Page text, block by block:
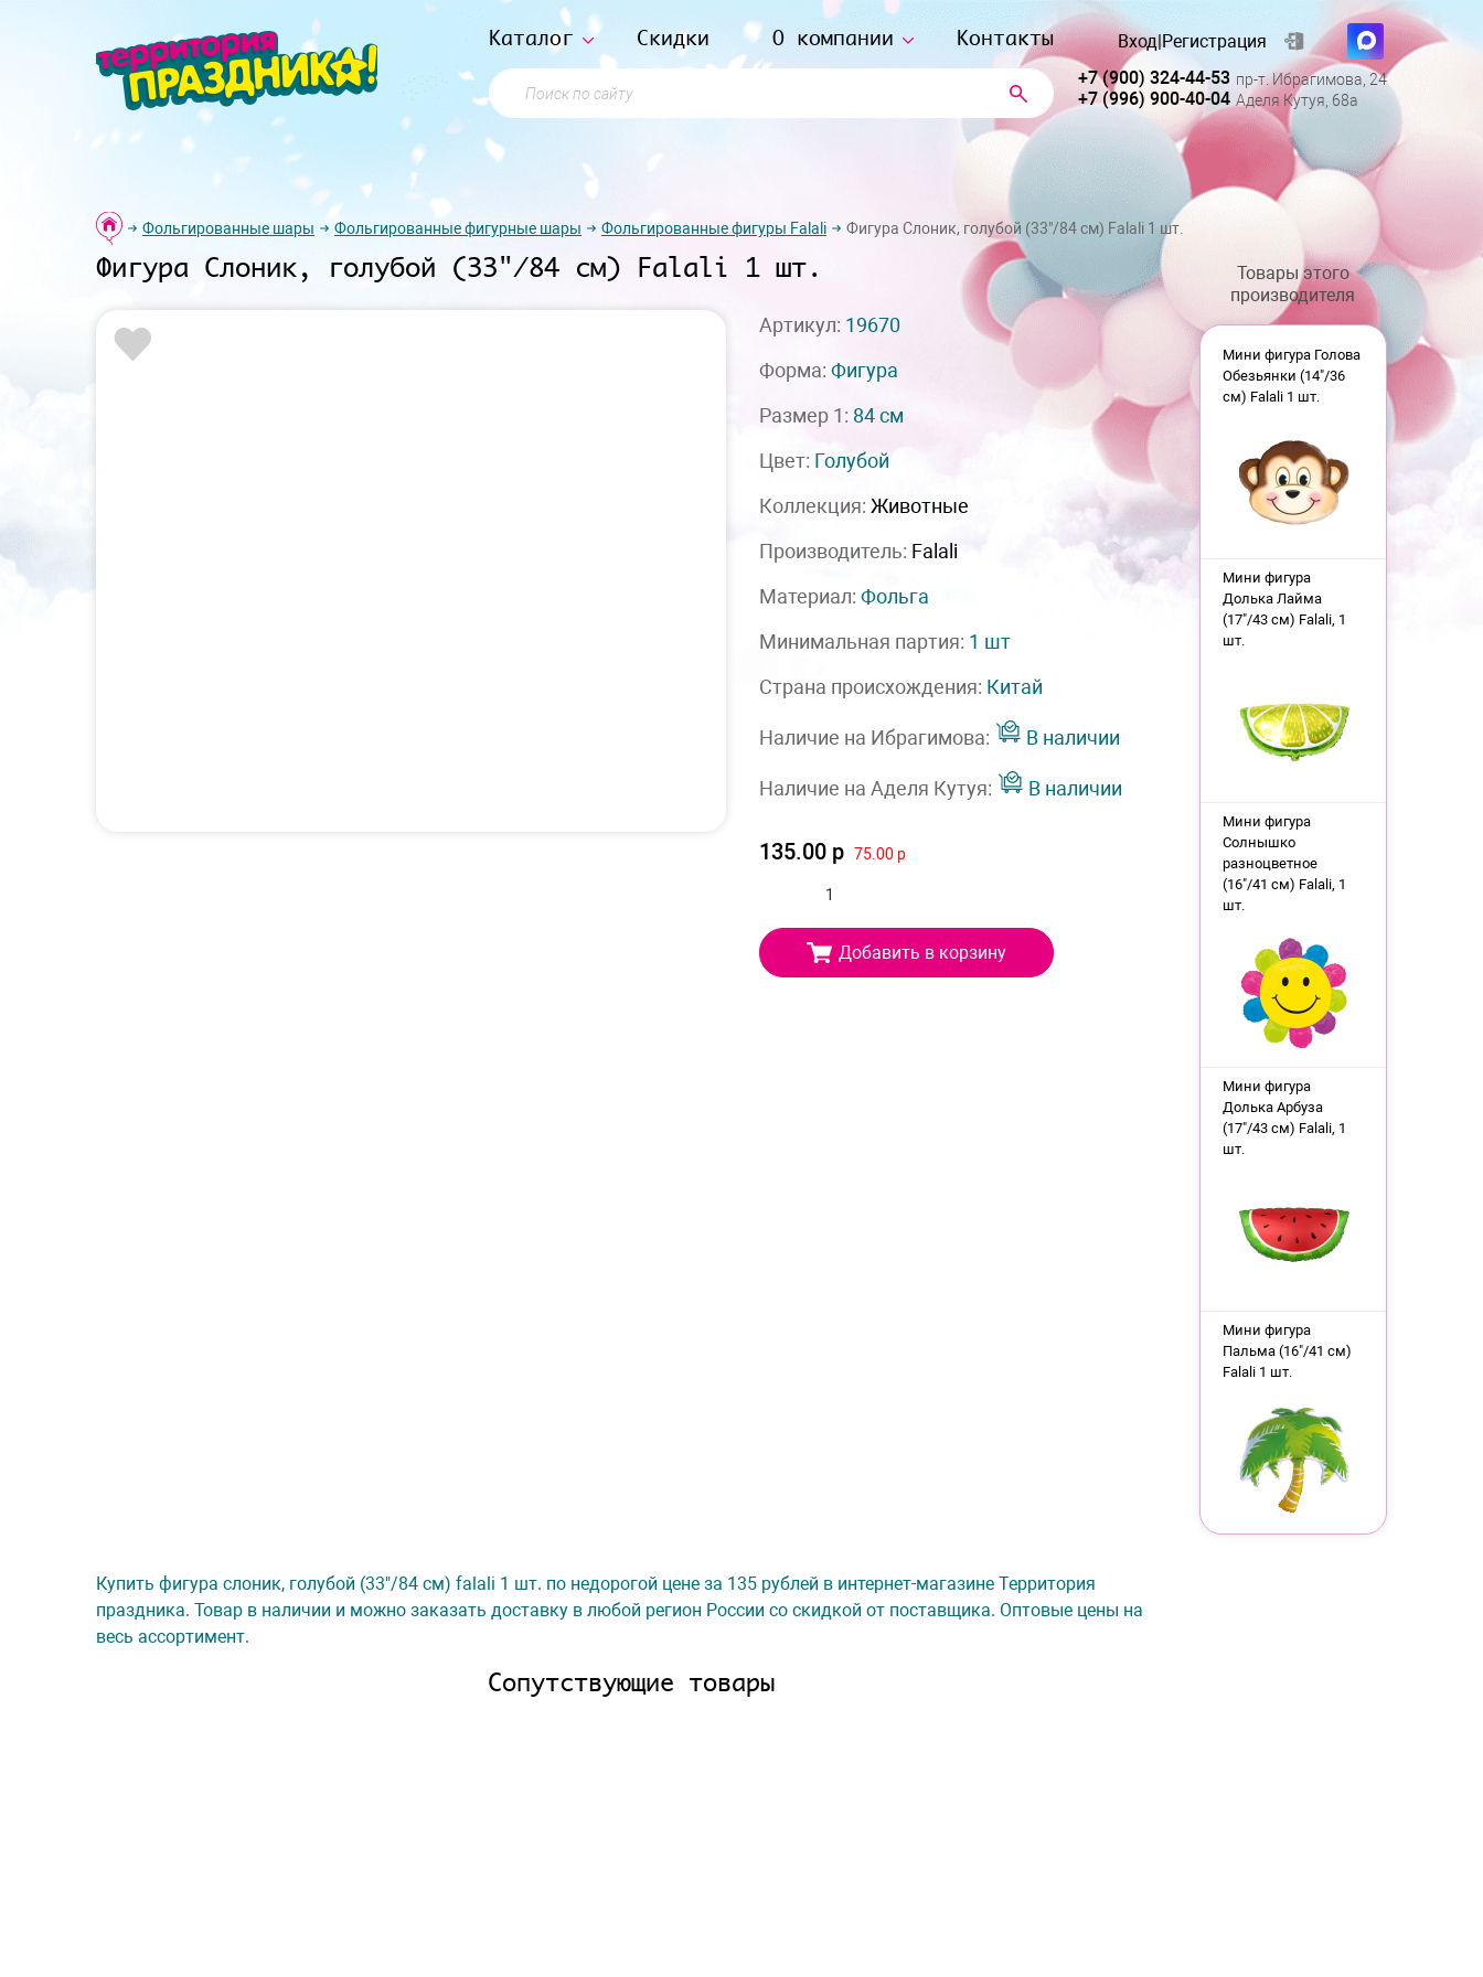
Каталог Скидки О компании Контакты
Поиск по сайту
Вход|Регистрация
+7 (900) 324-44-53 пр-т. Ибрагимова, 24
+7 (996) 900-40-04 Аделя Кутуя, 68а
Фольгированные шары Фольгированные фигурные шары Фольгированные фигуры Falali Фигура Слоник, голубой (33"/84 см) Falali 1 шт.
Фигура Слоник, голубой (33"/84 см) Falali 1 шт.
Артикул: 19670
Форма: Фигура
Размер 1: 84 см
Цвет: Голубой
Коллекция: Животные
Производитель: Falali
Материал: Фольга
Минимальная партия: 1 шт
Страна происхождения: Китай
Наличие на Ибрагимова: В наличии
Наличие на Аделя Кутуя: В наличии
135.00 р 75.00 р
Добавить в корзину
Купить фигура слоник, голубой (33"/84 см) falali 1 шт. по недорогой цене за 135 рублей в интернет-магазине Территория
праздника. Товар в наличии и можно заказать доставку в любой регион России со скидкой от поставщика. Оптовые цены на
весь ассортимент.
Сопутствующие товары
Товары этого
производителя
Мини фигура Голова
Обезьянки (14"/36
см) Falali 1 шт.
Мини фигура
Долька Лайма
(17"/43 см) Falali, 1
шт.
Мини фигура
Солнышко
разноцветное
(16"/41 см) Falali, 1
шт.
Мини фигура
Долька Арбуза
(17"/43 см) Falali, 1
шт.
Мини фигура
Пальма (16"/41 см)
Falali 1 шт.